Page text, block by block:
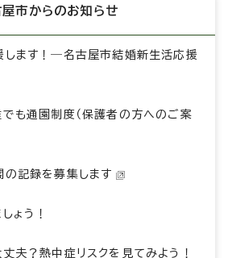
市からのお知らせ
します！―名古屋市結婚新生活応援
も通園制度（保護者の方へのご案
記録を募集します
ょう！
夫？熱中症リスクを見てみよう！